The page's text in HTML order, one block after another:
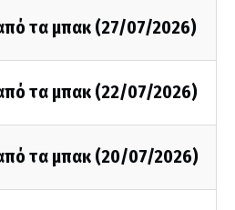
τα μπακ (27/07/2026)
τα μπακ (22/07/2026)
τα μπακ (20/07/2026)